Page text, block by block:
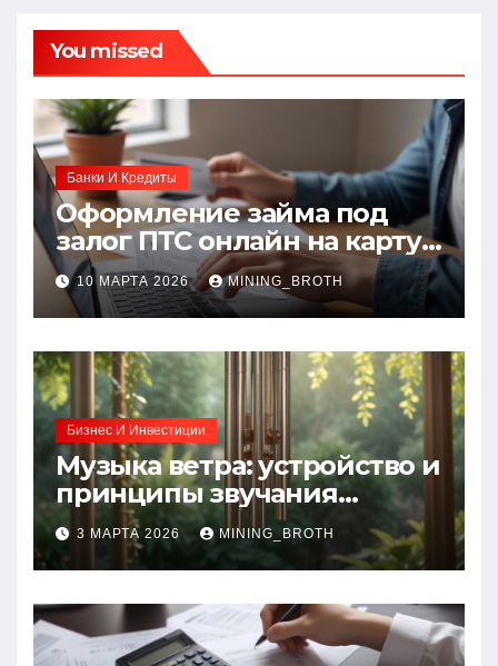
You missed
Банки И Кредиты
Оформление займа под
залог ПТС онлайн на карту
без визита в офис: порядок,
требования и документы
10 МАРТА 2026 MINING_BROTH
Бизнес И Инвестиции
Музыка ветра: устройство и
принципы звучания
колокольчиков
3 МАРТА 2026 MINING_BROTH